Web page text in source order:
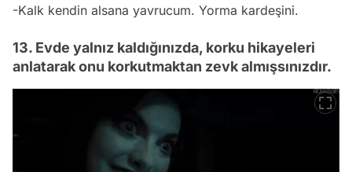
-Kalk kendin alsana yavrucum. Yorma kardeşini.
13. Evde yalnız kaldığınızda, korku hikayeleri
anlatarak onu korkutmaktan zevk almışsınızdır.